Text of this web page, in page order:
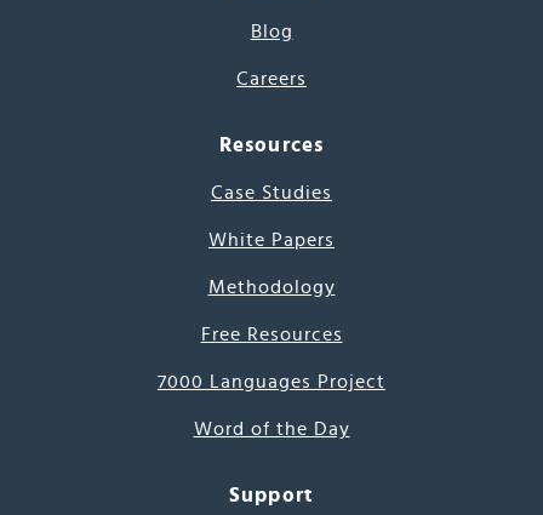
Blog
Careers
Resources
Case Studies
White Papers
Methodology
Free Resources
7000 Languages Project
Word of the Day
Support